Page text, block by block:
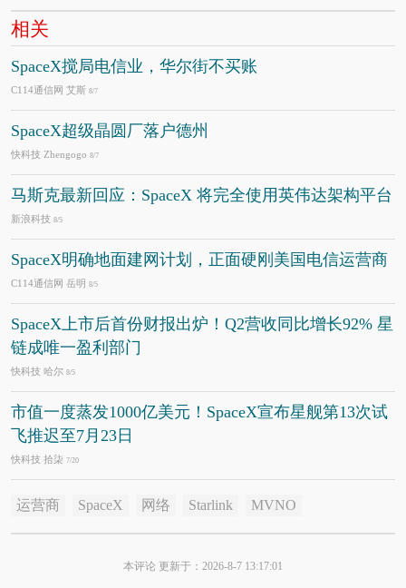
相关
SpaceX搅局电信业，华尔街不买账
C114通信网 艾斯 8/7
SpaceX超级晶圆厂落户德州
快科技 Zhengogo 8/7
马斯克最新回应：SpaceX 将完全使用英伟达架构平台
新浪科技 8/5
SpaceX明确地面建网计划，正面硬刚美国电信运营商
C114通信网 岳明 8/5
SpaceX上市后首份财报出炉！Q2营收同比增长92% 星
链成唯一盈利部门
快科技 哈尔 8/5
市值一度蒸发1000亿美元！SpaceX宣布星舰第13次试
飞推迟至7月23日
快科技 拾柒 7/20
运营商 SpaceX 网络 Starlink MVNO
本评论 更新于：2026-8-7 13:17:01